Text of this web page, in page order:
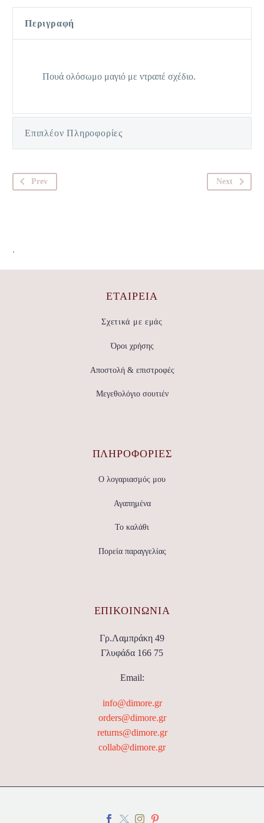
Περιγραφή
Πουά ολόσωμο μαγιό με ντραπέ σχέδιο.
Επιπλέον Πληροφορίες
Prev Next
.
ΕΤΑΙΡΕΊΑ
Σχετικά με εμάς
Όροι χρήσης
Αποστολή & επιστροφές
Μεγεθολόγιο σουτιέν
ΠΛΗΡΟΦΟΡΙΕΣ
Ο λογαριασμός μου
Αγαπημένα
Το καλάθι
Πορεία παραγγελίας
ΕΠΙΚΟΙΝΩΝΊΑ
Γρ.Λαμπράκη 49
Γλυφάδα 166 75
Email:
info@dimore.gr
orders@dimore.gr
returns@dimore.gr
collab@dimore.gr